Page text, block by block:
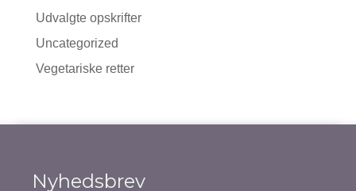
Udvalgte opskrifter
Uncategorized
Vegetariske retter
Nyhedsbrev